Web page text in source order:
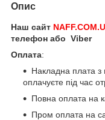
Опис
Наш сайт
телефон або Viber
Оплата:
Накладна плата з
оплачуєте під час
Повна оплата на
Пром оплата на